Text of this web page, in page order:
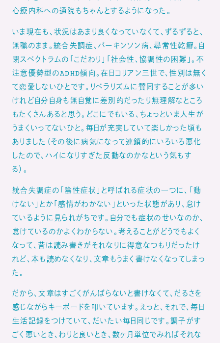
心療内科への通院もちゃんとするようになった。
いま現在も、状況はあまり良くなっていなくて、ずるずると、
無職のまま。統合失調症、パーキンソン病、尋常性乾癬。自
閉スペクトラムの「こだわり」「社会性、協調性の困難」。不
注意優勢型のADHD傾向。在日コリアン三世で、性別は無く
て恋愛しないひとです。リベラリズムに賛同することが多い
けれど自分自身も無自覚に差別的だったり無理解なところ
もたくさんあると思う。どこにでもいる、ちょっといま人生が
うまくいってないひと。毎日が充実していて楽しかった頃も
ありました（その後に病気になって連鎖的にいろいろ悪化
したので、ハイになりすぎた反動なのかなという気もす
る）。
統合失調症の「陰性症状」と呼ばれる症状の一つに、「動
けない」とか「感情がわかない」といった状態があり、怠け
ているように見られがちです。自分でも症状のせいなのか、
怠けているのかよくわからない。考えることがどうでもよく
なって、昔は読み書きがそれなりに得意なつもりだったけ
れど、本も読めなくなり、文章もうまく書けなくなってしまっ
た。
だから、文章はすごくがんばらないと書けなくて、だるさを
感じながらキーボードを叩いています。えっと、それで、毎日
生活記録をつけていて、だいたい毎日同じです。調子がす
ごく悪いとき、わりと良いとき、数ヶ月単位でみればそれな